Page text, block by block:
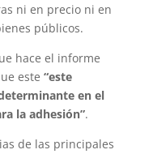
ni en precio ni en
públicos.
hace el informe
este “este
en el
la adhesión”.
de las principales